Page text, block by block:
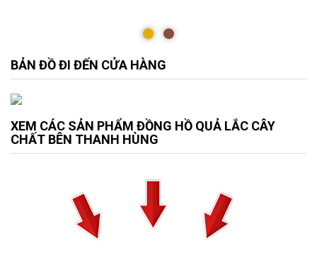
BẢN ĐỒ ĐI ĐẾN CỬA HÀNG
XEM CÁC SẢN PHẨM ĐỒNG HỒ QUẢ LẮC CÂY
CHẤT BÊN THANH HÙNG